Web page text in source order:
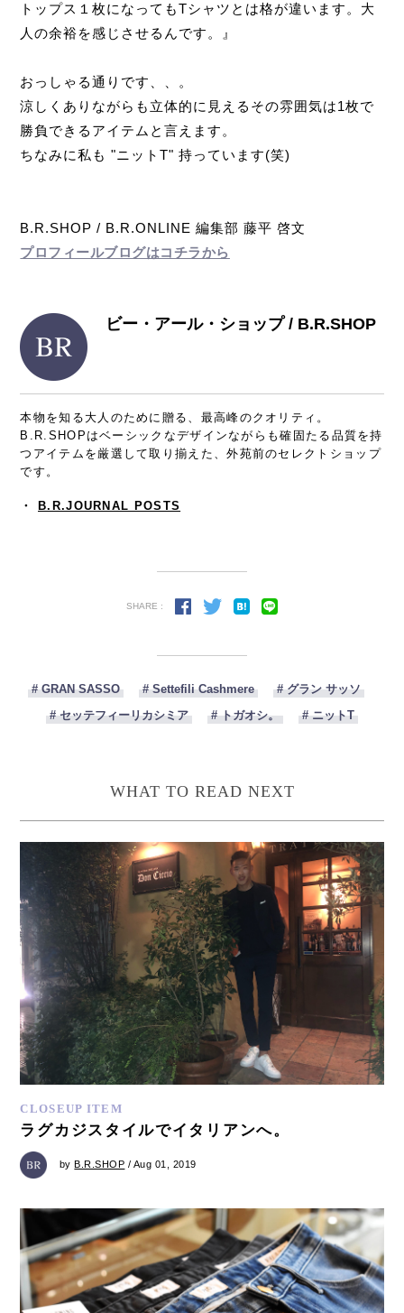
トップス１枚になってもTシャツとは格が違います。大
人の余裕を感じさせるんです。』
おっしゃる通りです、、。
涼しくありながらも立体的に見えるその雰囲気は1枚で
勝負できるアイテムと言えます。
ちなみに私も "ニットT" 持っています(笑)
B.R.SHOP / B.R.ONLINE 編集部 藤平 啓文
プロフィールブログはコチラから
ビー・アール・ショップ / B.R.SHOP
本物を知る大人のために贈る、最高峰のクオリティ。
B.R.SHOPはベーシックなデザインながらも確固たる品質を持
つアイテムを厳選して取り揃えた、外苑前のセレクトショップ
です。
・ B.R.JOURNAL POSTS
SHARE :
# GRAN SASSO # Settefili Cashmere
# グラン サッソ
# セッテフィーリカシミア
# トガオシ。 # ニットT
WHAT TO READ NEXT
CLOSEUP ITEM
ラグカジスタイルでイタリアンへ。
byB.R.SHOP / Aug 01, 2019